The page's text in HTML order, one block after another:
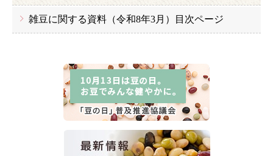
雑豆に関する資料（令和8年3月）目次ページ